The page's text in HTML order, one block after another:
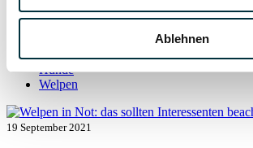
Ablehnen
19 September 2021
Welpen entwurmen: das müssen Sie
Hunde
Welpen
19 September 2021